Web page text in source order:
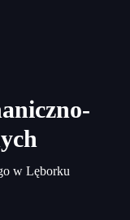
w Lęborku